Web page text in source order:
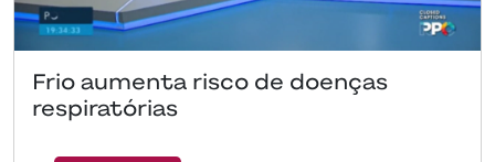
Frio aumenta risco de doenças
respiratórias